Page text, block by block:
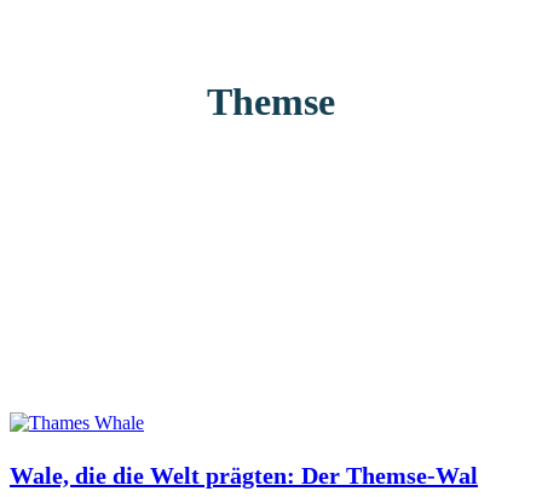
Themse
Wale, die die Welt prägten: Der Themse-Wal